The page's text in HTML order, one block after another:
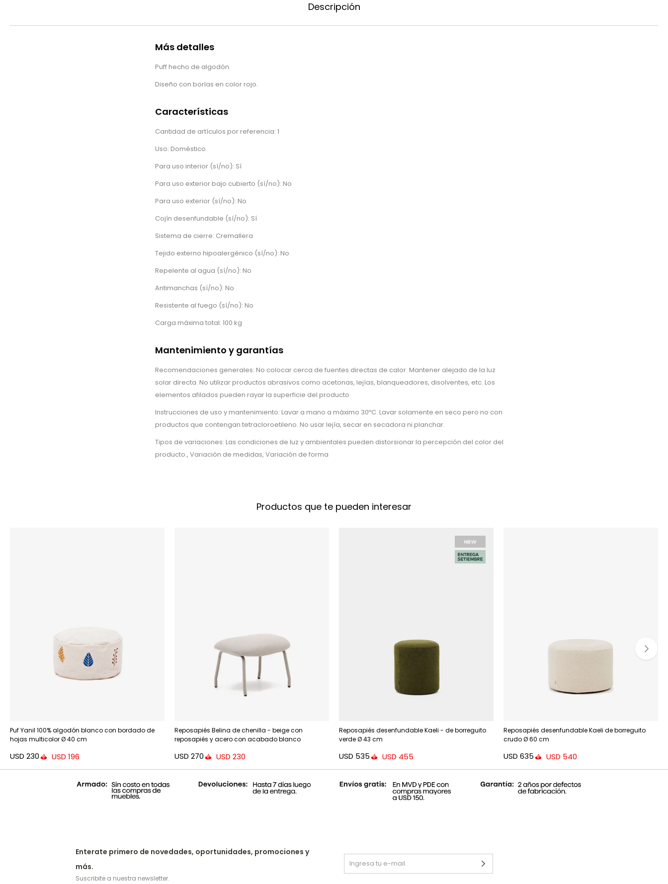
Descripción
Más detalles
Puff hecho de algodón.
Diseño con borlas en color rojo.
Características
Cantidad de artículos por referencia: 1
Uso: Doméstico
Para uso interior (sí/no): Sí
Para uso exterior bajo cubierto (sí/no): No
Para uso exterior (sí/no): No
Cojín desenfundable (sí/no): Sí
Sistema de cierre: Cremallera
Tejido externo hipoalergénico (sí/no): No
Repelente al agua (sí/no): No
Antimanchas (sí/no): No
Resistente al fuego (sí/no): No
Carga máxima total: 100 kg
Mantenimiento y garantías
Recomendaciones generales: No colocar cerca de fuentes directas de calor. Mantener alejado de la luz
solar directa. No utilizar productos abrasivos como acetonas, lejías, blanqueadores, disolventes, etc. Los
elementos afilados pueden rayar la superficie del producto
Instrucciones de uso y mantenimiento: Lavar a mano a máximo 30ºC. Lavar solamente en seco pero no con
productos que contengan tetracloroetileno. No usar lejía, secar en secadora ni planchar.
Tipos de variaciones: Las condiciones de luz y ambientales pueden distorsionar la percepción del color del
producto., Variación de medidas, Variación de forma
Productos que te pueden interesar
Puf Yanil 100% algodón blanco con bordado de
hojas multicolor Ø 40 cm
USD 230 USD 196
Reposapiés Belina de chenilla - beige con
reposapiés y acero con acabado blanco
USD 270 USD 230
Reposapiés desenfundable Kaeli - de borreguito
verde Ø 43 cm
USD 535 USD 455
Reposapiés desenfundable Kaeli de borreguito
crudo Ø 60 cm
USD 635 USD 540
Enterate primero de novedades, oportunidades, promociones y
más.
Suscribite a nuestra newsletter.